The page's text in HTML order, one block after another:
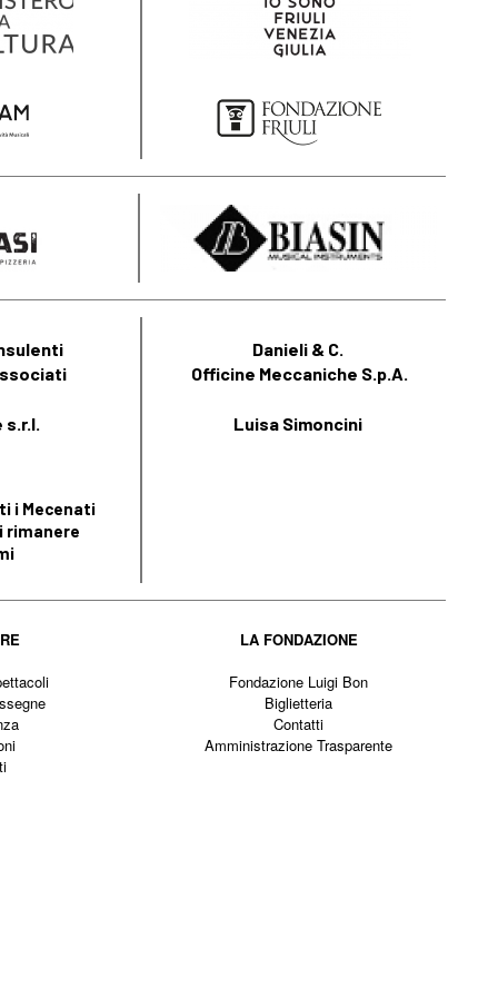
s.r.l.
i Mecenati
rimanere
Danieli & C.
Officine Meccaniche S.p.A.
Luisa Simoncini
LA FONDAZIONE
Fondazione Luigi Bon
Biglietteria
Contatti
Amministrazione Trasparente